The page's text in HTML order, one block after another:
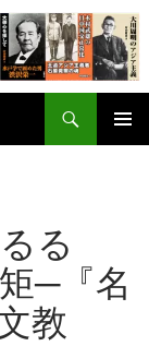
る
─『名
教